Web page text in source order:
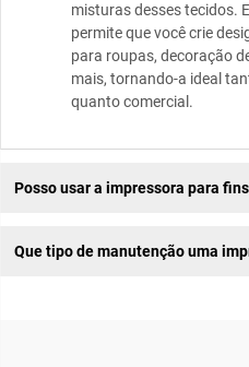
misturas desses tecidos.
permite que você crie
para roupas, decoração
mais, tornando-a ideal
quanto comercial.
Posso usar a impressora para
Que tipo de manutenção uma